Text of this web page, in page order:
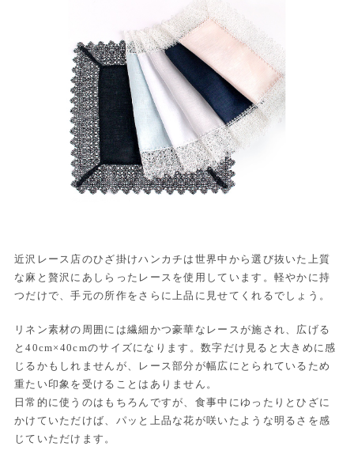
近沢レース店のひざ掛けハンカチは世界中から選び抜いた上質
な麻と贅沢にあしらったレースを使用しています。軽やかに持
つだけで、手元の所作をさらに上品に見せてくれるでしょう。
リネン素材の周囲には繊細かつ豪華なレースが施され、広げる
と40cm×40cmのサイズになります。数字だけ見ると大きめに感
じるかもしれませんが、レース部分が幅広にとられているため
重たい印象を受けることはありません。
日常的に使うのはもちろんですが、食事中にゆったりとひざに
かけていただけば、パッと上品な花が咲いたような明るさを感
じていただけます。